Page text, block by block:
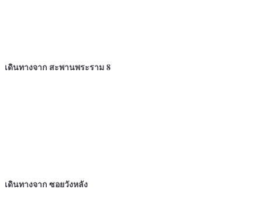
เดินทางจาก สะพานพระราม 8
เดินทางจาก ซอยวังหลัง